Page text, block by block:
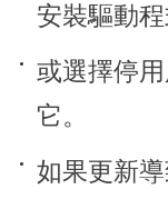
安裝驅動程
或選擇停
它。
如果更新